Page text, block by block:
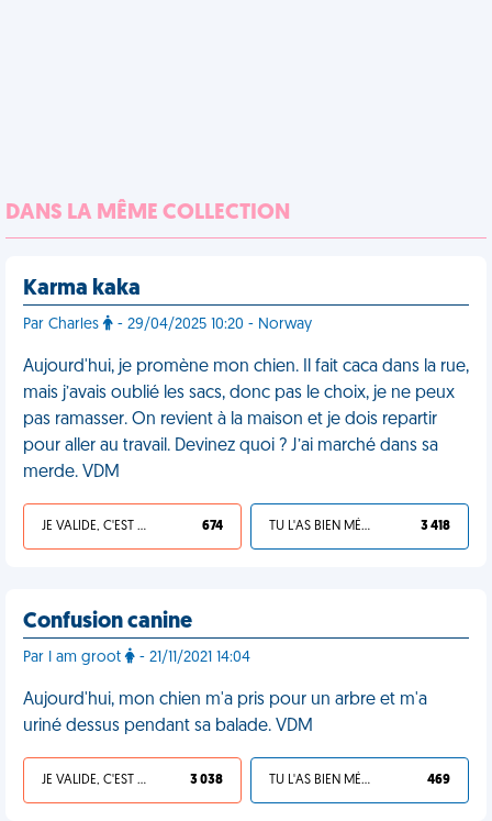
DANS LA MÊME COLLECTION
Karma kaka
Par Charles - 29/04/2025 10:20 - Norway
Aujourd'hui, je promène mon chien. Il fait caca dans la rue,
mais j’avais oublié les sacs, donc pas le choix, je ne peux
pas ramasser. On revient à la maison et je dois repartir
pour aller au travail. Devinez quoi ? J’ai marché dans sa
merde. VDM
JE VALIDE, C'EST UNE VDM 674 TU L'AS BIEN MÉRITÉ 3 418
Confusion canine
Par I am groot - 21/11/2021 14:04
Aujourd'hui, mon chien m'a pris pour un arbre et m'a
uriné dessus pendant sa balade. VDM
JE VALIDE, C'EST UNE VDM 3 038 TU L'AS BIEN MÉRITÉ 469